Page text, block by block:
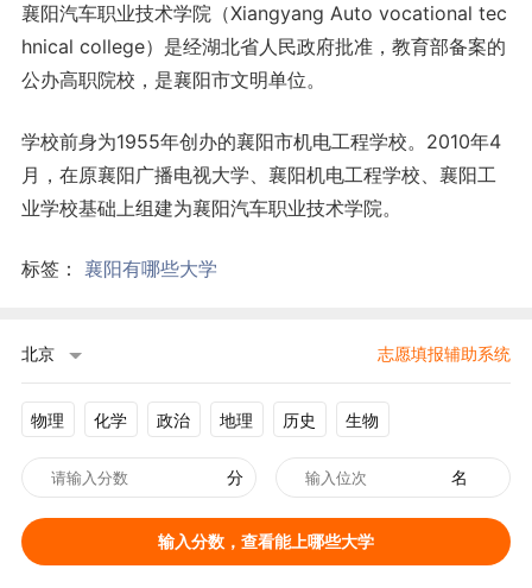
襄阳汽车职业技术学院（Xiangyang Auto vocational tec
hnical college）是经湖北省人民政府批准，教育部备案的
公办高职院校，是襄阳市文明单位。
学校前身为1955年创办的襄阳市机电工程学校。2010年4
月，在原襄阳广播电视大学、襄阳机电工程学校、襄阳工
业学校基础上组建为襄阳汽车职业技术学院。
标签： 襄阳有哪些大学
北京 志愿填报辅助系统
物理 化学 政治 地理 历史 生物
分 名
输入分数，查看能上哪些大学